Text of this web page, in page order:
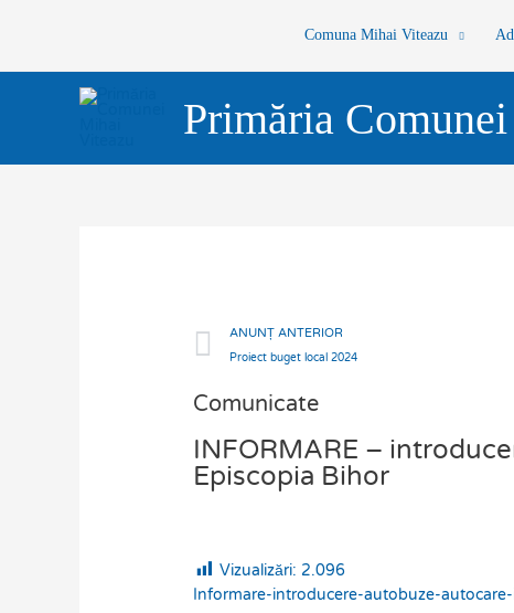
Comuna Mihai Viteazu
Primăria
Prev
ANUNȚ ANTERIOR
Proiect buget local 2024
Comunicate
INFORMARE –
Episcopia Bihor
Vizualizări: 2.096
Informare-introducere-autobuze-